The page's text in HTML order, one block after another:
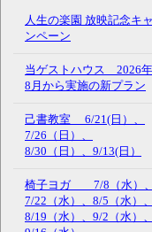
人生の楽園 放映記念キャ
ンペーン
当ゲストハウス 2026年
8月から実施の新プラン
己書教室 6/21(日）、
7/26（日）、
8/30（日）、9/13(日）
椅子ヨガ 7/8（水）、
7/22（水）、8/5（水）、
8/19（水）、9/2（水）、